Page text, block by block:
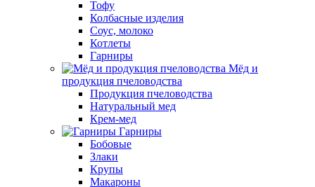
Тофу
Колбасные изделия
Соус, молоко
Котлеты
Гарниры
Мёд и
продукция пчеловодства
Продукция пчеловодства
Натуральный мед
Крем-мед
Гарниры
Бобовые
Злаки
Крупы
Макароны